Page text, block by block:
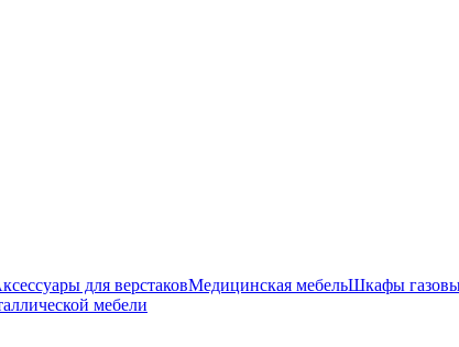
для верстаковМедицинская мебельШкафы
мебели